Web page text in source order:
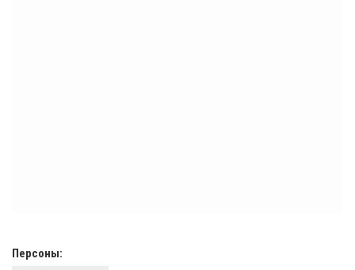
Персоны: